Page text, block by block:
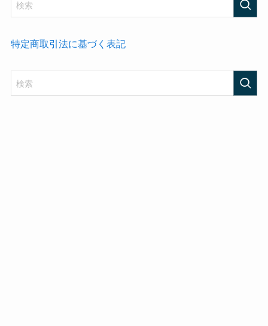
特定商取引法に基づく表記